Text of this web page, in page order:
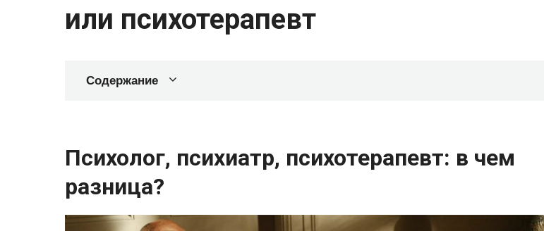
или психотерапевт
Содержание
Психолог, психиатр, психотерапевт: в чем
разница?